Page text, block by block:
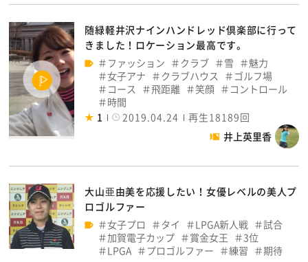
随緑軽井沢ナインハンドレッド倶楽部に行って
きました！ロケーション最高です。
ファッション
クラブ 雪
魅力
女子アナ
クラブハウス
ゴルフ場
コース
飛距離 笑顔
コントロール
時間
1
2019.04.24
再生18189回
井上英里香
大山亜由美を応援したい！女優レベルの美人プ
ロゴルファー
女子プロ
タイ LPGA新人戦
試合
加賀電子カップ
賞金女王
3位
LPGA
プロゴルファー 練習
期待